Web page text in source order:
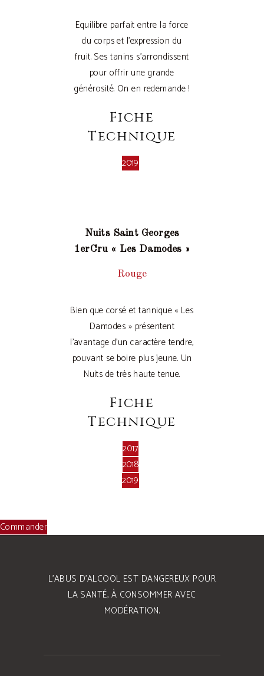
Equilibre parfait entre la force
du corps et l’expression du
fruit. Ses tanins s’arrondissent
pour offrir une grande
générosité. On en redemande !
Fiche
Technique
2019
Nuits Saint Georges
1erCru « Les Damodes »
Rouge
Bien que corsé et tannique « Les
Damodes » présentent
l’avantage d’un caractère tendre,
pouvant se boire plus jeune. Un
Nuits de très haute tenue.
Fiche
Technique
2017
2018
2019
Commander
L’ABUS D’ALCOOL EST DANGEREUX POUR
LA SANTÉ, À CONSOMMER AVEC
MODÉRATION.